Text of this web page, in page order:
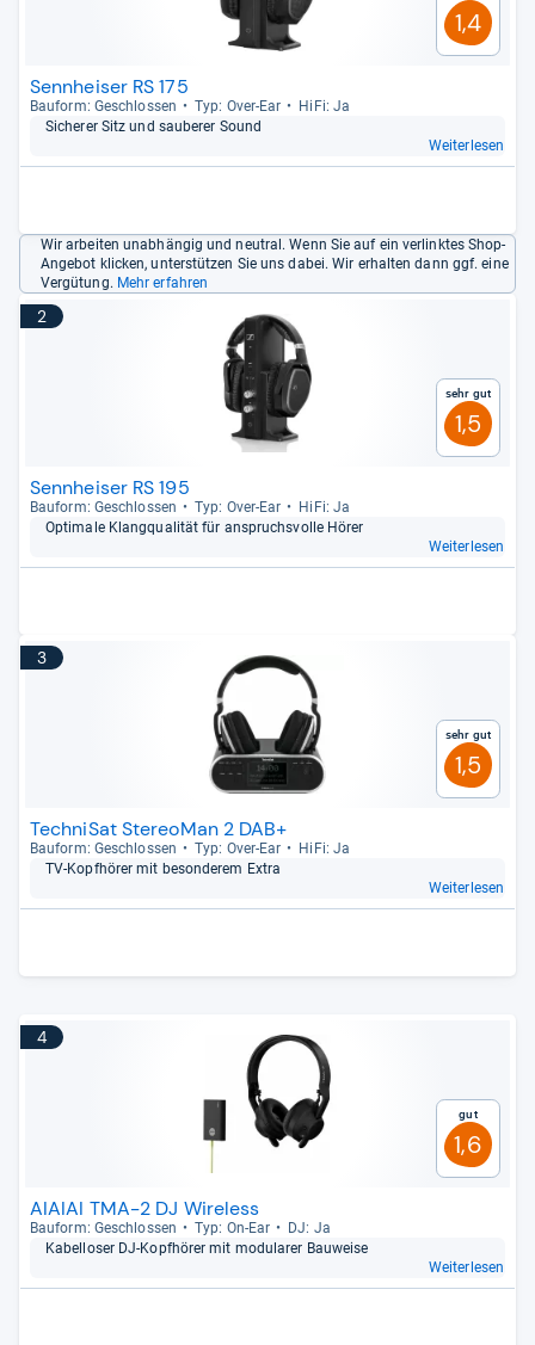
und berücksichtigt nur aktuelle Produkte
. So sehen Sie
gut oder schlecht ein Produkt ist.1,4
Sennheiser RS 175
Bau­form: Geschlos­sen Typ: Over-​Ear
HiFi: Ja
Siche­rer Sitz und sau­be­rer Sound
Weiterlesen
Wir arbeiten unabhängig und neutral. Wenn Sie auf ein verlinktes Shop-
Angebot klicken, unterstützen Sie uns dabei. Wir erhalten dann ggf. eine
Vergütung. Mehr erfahren
2
Sehr gut
1,5
Sennheiser RS 195
Bau­form: Geschlos­sen Typ: Over-​Ear
HiFi: Ja
Opti­male Klang­qua­li­tät für anspruchs­volle Hörer
Weiterlesen
3
Sehr gut
1,5
TechniSat StereoMan 2 DAB+
Bau­form: Geschlos­sen Typ: Over-​Ear
HiFi: Ja
TV-​Kopf­hö­rer mit beson­de­rem Extra
Weiterlesen
4
Gut
1,6
AIAIAI TMA-2 DJ Wireless
Bau­form: Geschlos­sen Typ: On-​Ear
DJ: Ja
Kabel­lo­ser DJ-​Kopf­hö­rer mit modu­la­rer Bau­weise
Weiterlesen